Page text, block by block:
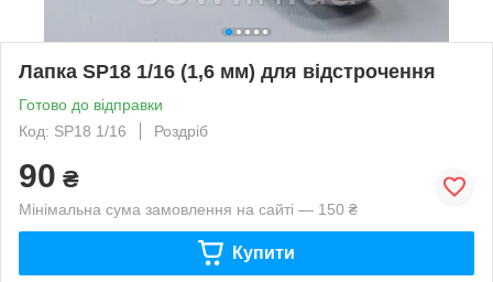
Лапка SP18 1/16 (1,6 мм) для відстрочення
Готово до відправки
Код: SP18 1/16
Роздріб
90 ₴
Мінімальна сума замовлення на сайті — 150 ₴
Купити